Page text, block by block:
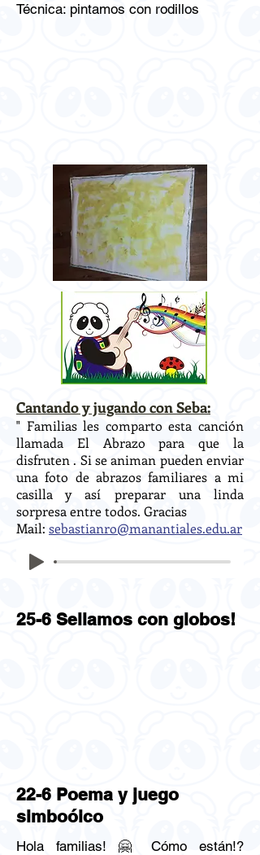
Técnica: pintamos con rodillos
Cantando y jugando con Seba:
" Familias les comparto esta canción
llamada El Abrazo para que la
disfruten . Si se animan pueden enviar
una foto de abrazos familiares a mi
casilla y así preparar una linda
sorpresa entre todos. Gracias
Mail: sebastianro@manantiales.edu.ar
25-6 Sellamos con globos!
22-6 Poema y juego
simboóico
Hola familias! 🤗 Cómo están!?